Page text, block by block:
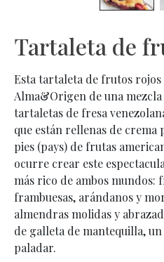
Tartaleta de
Esta tartaleta de frutos rojos
Alma&Origen de una
tartaletas de fresa
que están rellenas de crema
pies (pays) de frutas
ocurre crear este
más rico de ambos mundos:
frambuesas, arándanos y
almendras molidas y
de galleta de mantequilla,
paladar.